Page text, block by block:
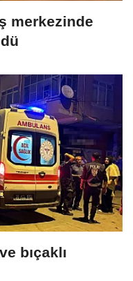
merkezinde
bıçaklı